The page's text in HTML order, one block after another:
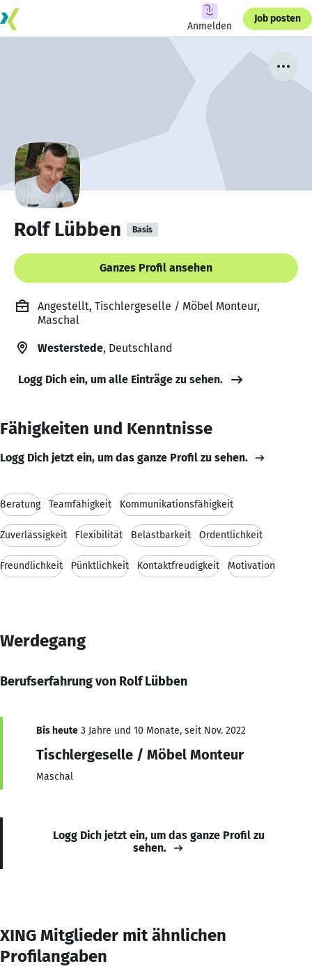
Anmelden
Job posten
Rolf Lübben Basis
Ganzes Profil ansehen
Angestellt, Tischlergeselle / Möbel Monteur,
Maschal
Westerstede, Deutschland
Logg Dich ein, um alle Einträge zu sehen.
Fähigkeiten und Kenntnisse
Logg Dich jetzt ein, um das ganze Profil zu sehen.
Beratung Teamfähigkeit Kommunikationsfähigkeit
Zuverlässigkeit Flexibilität Belastbarkeit Ordentlichkeit
Freundlichkeit Pünktlichkeit Kontaktfreudigkeit Motivation
Werdegang
Berufserfahrung von Rolf Lübben
Bis heute 3 Jahre und 10 Monate, seit Nov. 2022
Tischlergeselle / Möbel Monteur
Maschal
Logg Dich jetzt ein, um das ganze Profil zu
sehen.
XING Mitglieder mit ähnlichen
Profilangaben